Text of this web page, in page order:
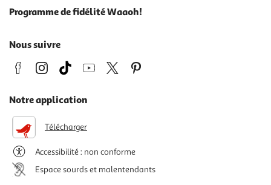
Programme de fidélité Waaoh!
Nous suivre
Notre application
Télécharger
Accessibilité : non conforme
Espace sourds et malentendants